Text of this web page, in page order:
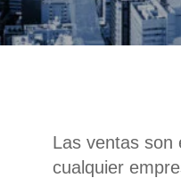
Las ventas son
cualquier